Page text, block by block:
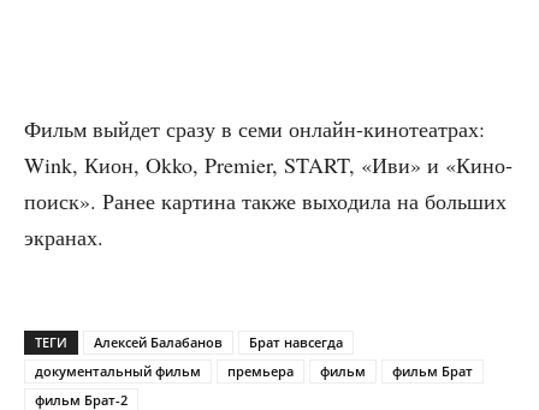
Фильм вый­дет сра­зу в семи онлайн-кино­те­ат­рах:
Wink, Кион, Okko, Premier, START, «Иви» и «Кино­
по­иск». Ранее кар­ти­на так­же выхо­ди­ла на боль­ших
экранах.
ТЕГИ Алексей Балабанов
Брат навсегда
документальный фильм
премьера фильм
фильм Брат
фильм Брат-2